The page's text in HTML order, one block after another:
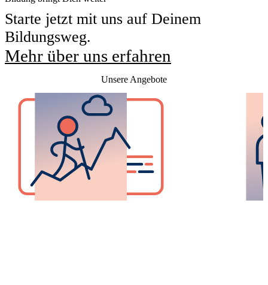
Starte jetzt mit uns auf Deinem
Bildungsweg.
Mehr über uns erfahren
Unsere Angebote